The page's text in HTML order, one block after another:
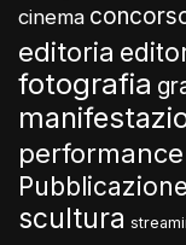
cinema
editoria
fotografia
performance
Pubblicazione
scultura